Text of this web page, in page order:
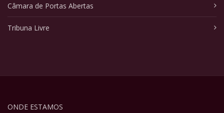
Câmara de Portas Abertas
Tribuna Livre
ONDE ESTAMOS